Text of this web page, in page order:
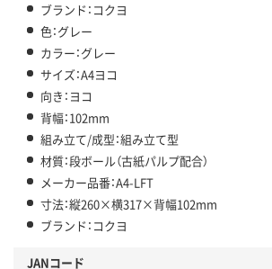
ブランド：コクヨ
色：グレー
カラー：グレー
サイズ：A4ヨコ
向き：ヨコ
背幅：102mm
組み立て/成型：組み立て型
材質：段ボール（古紙パルプ配合）
メーカー品番：A4-LFT
寸法：縦260×横317×背幅102mm
ブランド：コクヨ
JANコード